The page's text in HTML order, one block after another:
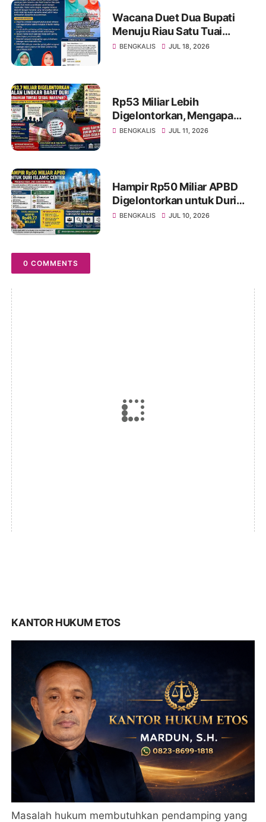
Wacana Duet Dua Bupati
Menuju Riau Satu Tuai
Sorotan, Netizen Ingatkan
BENGKALIS JUL 18, 2026
Rp53 Miliar Lebih
Digelontorkan, Mengapa
Jalan Lingkar Barat Duri
BENGKALIS JUL 11, 2026
Hampir Rp50 Miliar APBD
Digelontorkan untuk Duri
Islamic Center, Kondisi
BENGKALIS JUL 10, 2026
0 COMMENTS
KANTOR HUKUM ETOS
Masalah hukum membutuhkan pendamping yang